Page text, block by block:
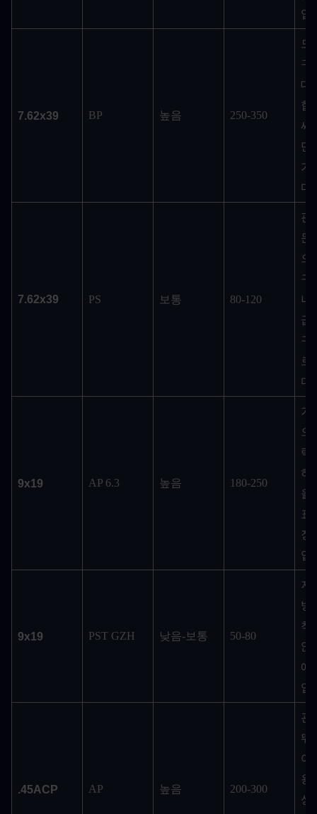
입
7.62x39 BP 높음 250-350
모
구
대
합
싸
만
가
다.
7.62x39 PS 보통 80-120
괜
문
으
구
나
급
구
로
다.
9x19 AP 6.3 높음 180-250
기
으
력
하
을
표
장
입
9x19 PST GZH 낮음-보통 50-80
저
방
착
않
에
입
.45ACP AP 높음 200-300
관
뛰
어
용
상